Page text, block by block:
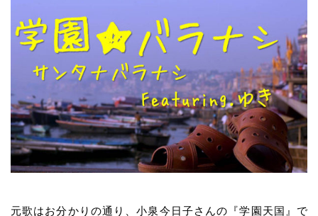
元歌はお分かりの通り、小泉今日子さんの『学園天国』で